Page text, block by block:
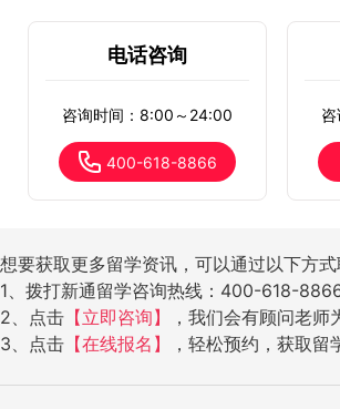
电话咨询
咨询时间：8:00～24:00
400-618-8866
想要获取更多留学资讯，可以通过以下方
1、拨打新通留学咨询热线：400-618-8866
2、点击 【立即咨询】
，我们会有顾问老师
3、点击 【在线报名】 ，轻松预约，获取留